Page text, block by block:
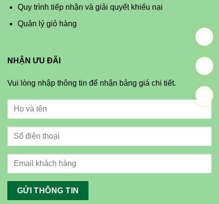
Quy trình tiếp nhận và giải quyết khiếu nại
Quản lý giỏ hàng
NHẬN ƯU ĐÃI
Vui lòng nhập thông tin để nhận bảng giá chi tiết.